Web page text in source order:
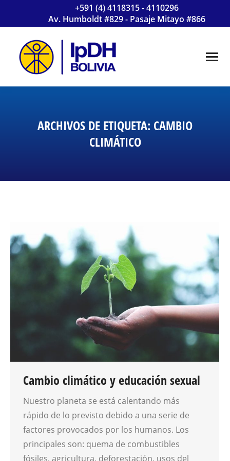
+591 (4) 4118315 - 4110296
Av. Humboldt #829 - Pasaje Mitayo #866
ARCHIVOS DE ETIQUETA: CAMBIO
CLIMÁTICO
Cambio climático y educación sexual
Nuestro planeta se está calentando más
rápido de lo previsto debido a una serie de
factores provocados por los humanos. Los
principales son: quema de combustibles
fósiles, agricultura, deforestación, usos del